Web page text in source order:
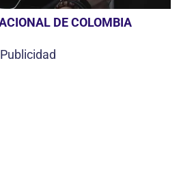
DE COLOMBIA
Publicidad